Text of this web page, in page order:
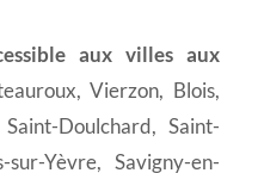
aux villes aux
Vierzon, Blois,
Doulchard, Saint-
Yèvre, Savigny-en-